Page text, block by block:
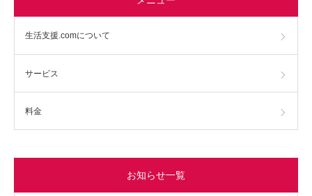
生活支援.comについて
サービス
料金
お知らせ一覧